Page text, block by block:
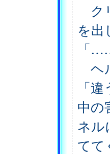
ク
を出
「
ヘ
「
中の
ネル
てて